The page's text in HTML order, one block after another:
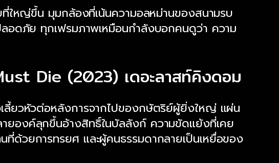
ใหญ่ขึ้น มุมกล้องที่เน้นความอลหม่านของสนามรบ
ลอดภัย ทุกเฟรมภาพเหมือนกำลังบอกคนดูว่า ความ
Die (2023) เดอะลาสท์คิงดอม
ลี้ยวหัวต่อหลังการจากไปของกษัตริย์ผู้ยิ่งใหญ่ แผ่น
ยองค์ลุกขึ้นอ้างสิทธิ์ในบัลลังก์ ความขัดแย้งที่เคย
ด้วยการทรยศ และผู้คนธรรมดากลายเป็นเหยื่อของ